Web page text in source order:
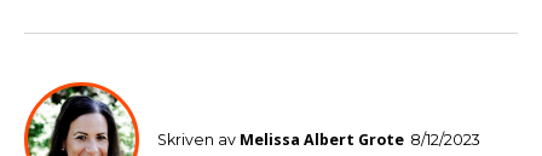
Skriven av Melissa Albert Grote 8/12/2023